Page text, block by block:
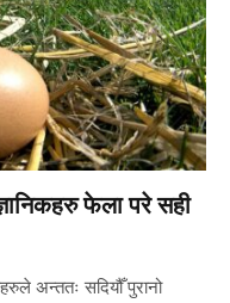
फेला परे सही
अन्ततः सदियौँ पुरानो